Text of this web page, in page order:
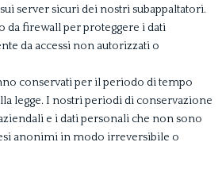
server sicuri dei nostri subappaltatori.
da firewall per proteggere i dati
da accessi non autorizzati o
conservati per il periodo di tempo
legge. I nostri periodi di conservazione
e i dati personali che non sono
anonimi in modo irreversibile o